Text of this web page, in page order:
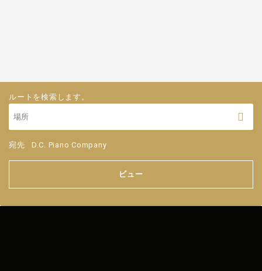
ルートを検索します。
宛先 D.C. Piano Company
ビュー